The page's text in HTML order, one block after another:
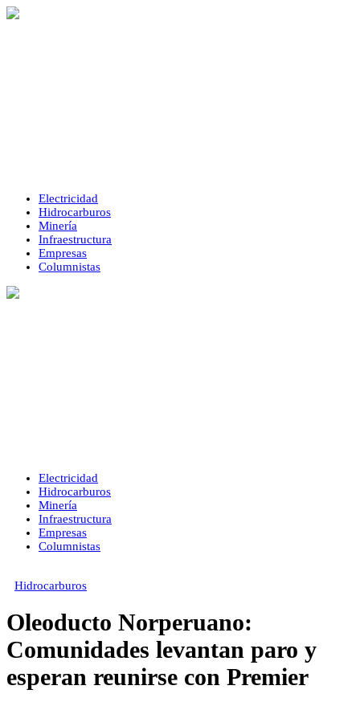
Electricidad
Hidrocarburos
Minería
Infraestructura
Empresas
Columnistas
Electricidad
Hidrocarburos
Minería
Infraestructura
Empresas
Columnistas
Hidrocarburos
Oleoducto Norperuano:
Comunidades levantan paro y
esperan reunirse con Premier